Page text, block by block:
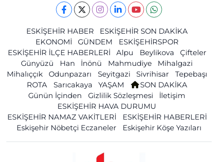
ESKİŞEHİR HABER
ESKİŞEHİR SON DAKİKA
EKONOMİ
GÜNDEM
ESKİŞEHİRSPOR
ESKİŞEHİR İLÇE HABERLERİ
Alpu Beylikova
Çifteler
Günyüzü
Han İnönü Mahmudiye
Mihalgazi
Mihalıççık
Odunpazarı Seyitgazi Sivrihisar
Tepebaşı
ROTA
Sarıcakaya YAŞAM
SON DAKİKA
Günün İçinden
Gizlilik Sözleşmesi
İletişim
ESKİŞEHİR HAVA DURUMU
ESKİŞEHİR NAMAZ VAKİTLERİ
ESKİŞEHİR HABERLERİ
Eskişehir Nöbetçi Eczaneler
Eskişehir Köşe Yazıları